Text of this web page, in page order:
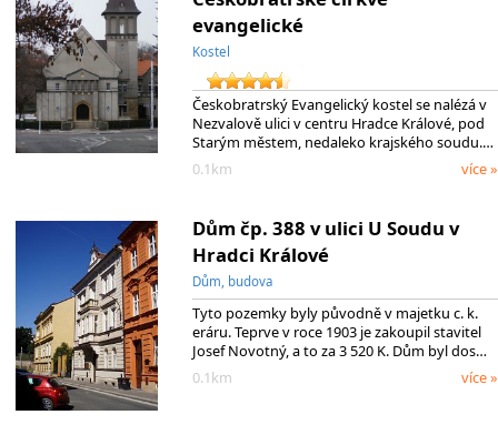
evangelické
Kostel
Českobratrský Evangelický kostel se nalézá v
Nezvalově ulici v centru Hradce Králové, pod
Starým městem, nedaleko krajského soudu.…
0.1km
více »
Dům čp. 388 v ulici U Soudu v
Hradci Králové
Dům, budova
Tyto pozemky byly původně v majetku c. k.
eráru. Teprve v roce 1903 je zakoupil stavitel
Josef Novotný, a to za 3 520 K. Dům byl dos…
0.1km
více »